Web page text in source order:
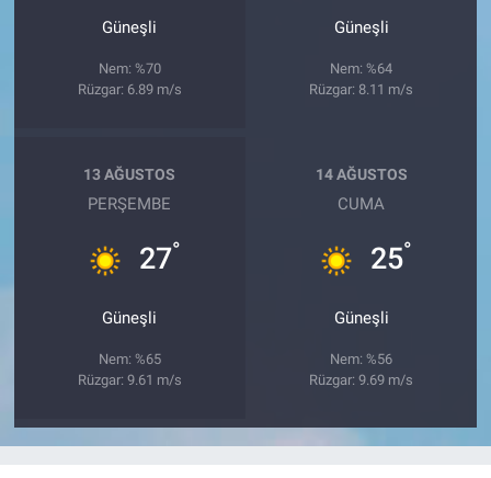
Güneşli
Nem: %70
Rüzgar: 6.89 m/s
Güneşli
Nem: %64
Rüzgar: 8.11 m/s
13 AĞUSTOS
PERŞEMBE
27°
Güneşli
Nem: %65
Rüzgar: 9.61 m/s
14 AĞUSTOS
CUMA
25°
Güneşli
Nem: %56
Rüzgar: 9.69 m/s